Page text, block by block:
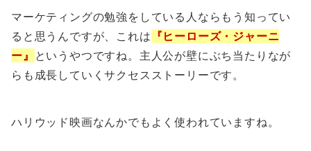
マーケティングの勉強をしている人ならもう知ってい
ると思うんですが、これは 『ヒーローズ・ジャーニ
ー』 というやつですね。主人公が壁にぶち当たりなが
らも成長していくサクセスストーリーです。
ハリウッド映画なんかでもよく使われていますね。